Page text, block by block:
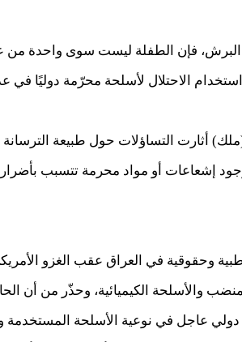
فإن الطفلة ليست سوى واحدة من
الاحتلال لأسلحة محرّمة دوليًا في
أثارت التساؤلات حول طبيعة الترسانة
إشعاعات أو مواد محرمة تتسبب
والأسلحة الكيميائية، وحذّر من أن
عاجل في نوعية الأسلحة المستخدمة